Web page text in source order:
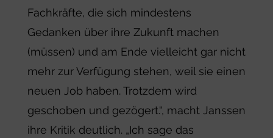
Fachkräfte, die sich mindestens
Gedanken über ihre Zukunft machen
(müssen) und am Ende vielleicht gar nicht
mehr zur Verfügung stehen, weil sie einen
neuen Job haben. Trotzdem wird
geschoben und gezögert.“, macht Janssen
ihre Kritik deutlich. „Ich sage das